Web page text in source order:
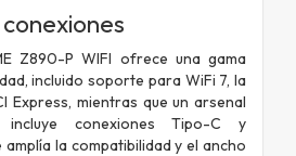
Z890-P WIFI ofrece una gama
incluido soporte para WiFi 7, la
Express, mientras que un arsenal
conexiones Tipo-C y
la compatibilidad y el ancho